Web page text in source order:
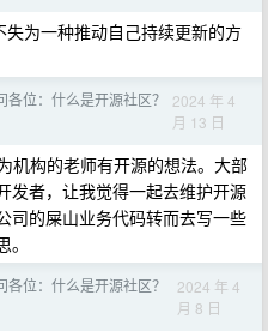
为一种推动自己持续更新的方
各位：什么是开源社区？
2024 年 4
月 13 日
机构的老师有开源的想法。大部
发者，让我觉得一起去维护开源
司的屎山业务代码转而去写一些
各位：什么是开源社区？
2024 年 4
月 8 日